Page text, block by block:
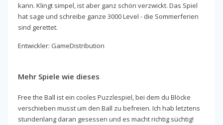
kann. Klingt simpel, ist aber ganz schön verzwickt. Das Spiel
hat sage und schreibe ganze 3000 Level - die Sommerferien
sind gerettet.
Entwickler: GameDistribution
Mehr Spiele wie dieses
Free the Ball ist ein cooles Puzzlespiel, bei dem du Blöcke
verschieben musst um den Ball zu befreien. Ich hab letztens
stundenlang daran gesessen und es macht richtig süchtig!